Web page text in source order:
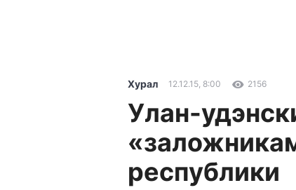
Хурал 12.12.15, 8:00 2156
Улан-
республики